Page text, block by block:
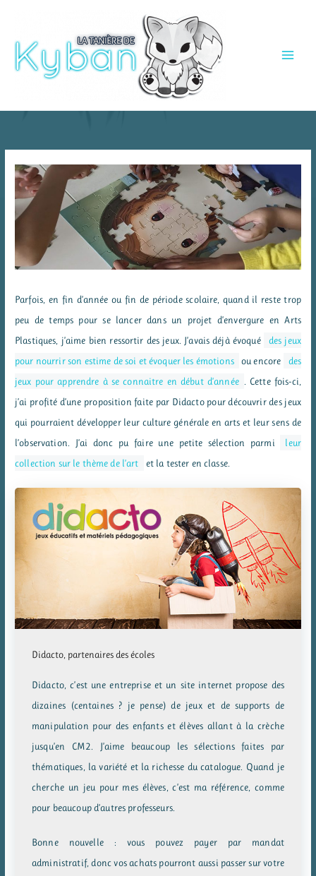
contenu
Parfois, en fin d’année ou fin de période scolaire, quand il reste trop
peu de temps pour se lancer dans un projet d’envergure en Arts
Plastiques, j’aime bien ressortir des jeux. J’avais déjà évoqué
des jeux
pour nourrir son estime de soi et évoquer les émotions
ou encore
des
jeux pour apprendre à se connaitre en début d’année
. Cette fois-ci,
j’ai profité d’une proposition faite par Didacto pour découvrir des jeux
qui pourraient développer leur culture générale en arts et leur sens de
l’observation. J’ai donc pu faire une petite sélection parmi
leur
collection sur le thème de l’art
et la tester en classe.
Didacto, partenaires des écoles
Didacto, c’est une entreprise et un site internet propose des
dizaines (centaines ? je pense) de jeux et de supports de
manipulation pour des enfants et élèves allant à la crèche
jusqu’en CM2. J’aime beaucoup les sélections faites par
thématiques, la variété et la richesse du catalogue. Quand je
cherche un jeu pour mes élèves, c’est ma référence, comme
pour beaucoup d’autres professeurs.
Bonne nouvelle : vous pouvez payer par mandat
administratif, donc vos achats pourront aussi passer sur votre